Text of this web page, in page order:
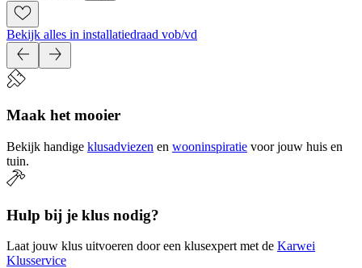
Bekijk alles in installatiedraad vob/vd
Maak het mooier
Bekijk handige klusadviezen en wooninspiratie voor jouw huis en
tuin.
Hulp bij je klus nodig?
Laat jouw klus uitvoeren door een klusexpert met de Karwei
Klusservice